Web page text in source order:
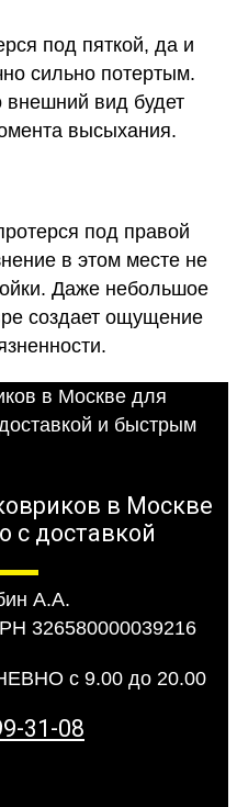
под пяткой, да и
сильно потертым.
внешний вид будет
высыхания.
под правой
в этом месте не
Даже небольшое
создает ощущение
в Москве
с доставкой
А.А.
326580000039216
с 9.00 до 20.00
31-08